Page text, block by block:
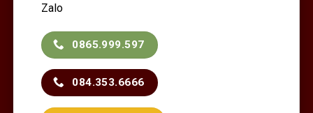
Zalo
0865.999.597
084.353.6666